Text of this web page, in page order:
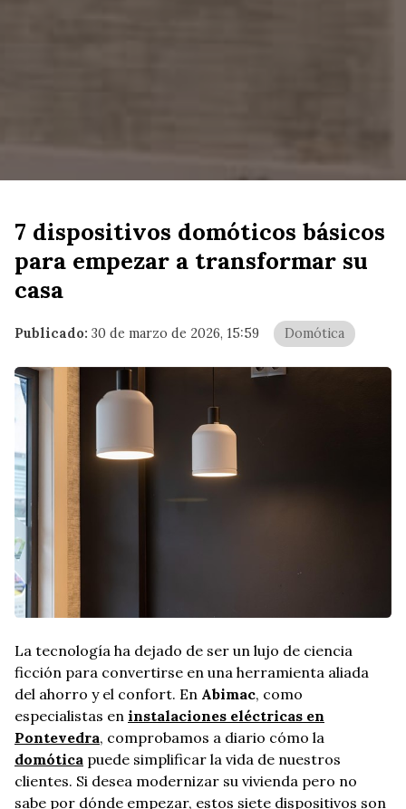
7 dispositivos domóticos básicos
para empezar a transformar su
casa
Publicado: 30 de marzo de 2026, 15:59 Domótica
La tecnología ha dejado de ser un lujo de ciencia
ficción para convertirse en una herramienta aliada
del ahorro y el confort. En Abimac, como
especialistas en instalaciones eléctricas en
Pontevedra, comprobamos a diario cómo la
domótica puede simplificar la vida de nuestros
clientes. Si desea modernizar su vivienda pero no
sabe por dónde empezar, estos siete dispositivos son